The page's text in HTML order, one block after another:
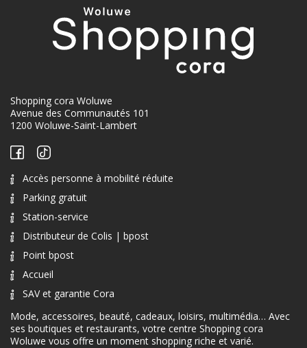
Shopping cora Woluwe
Avenue des Communautés 101
1200 Woluwe-Saint-Lambert
Accès personne à mobilité réduite
Parking gratuit
Station-service
Distributeur de Colis | bpost
Point bpost
Accueil
SAV et garantie Cora
Mode, accessoires, beauté, cadeaux, loisirs, multimédia… Avec
ses boutiques et restaurants, votre centre Shopping cora
Woluwe vous offre un moment shopping riche et varié.